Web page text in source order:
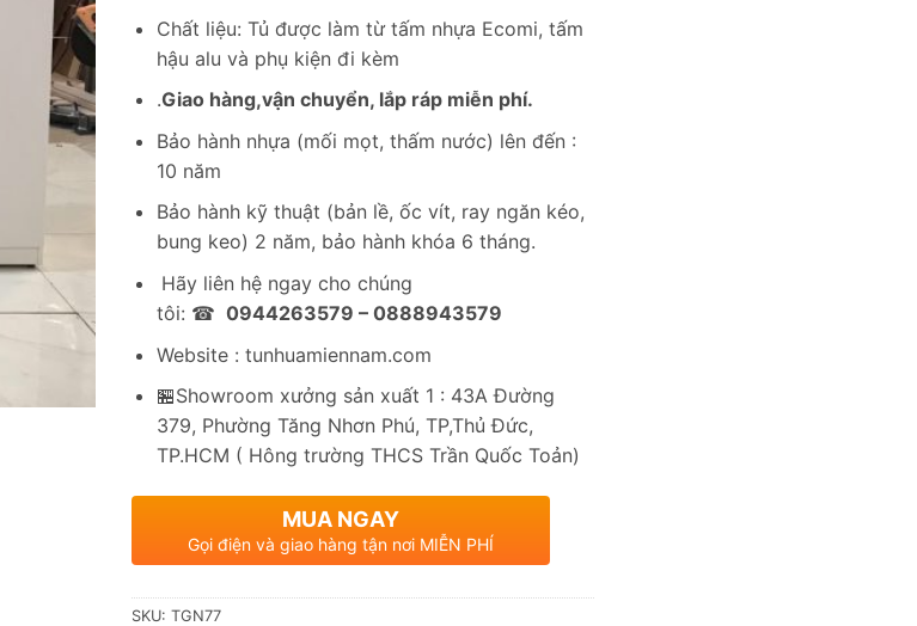
1,250,000₫.
Chất liệu: Tủ được làm từ tấm nhựa Ecomi, tấm
hậu alu và phụ kiện đi kèm
.Giao hàng,vận chuyển, lắp ráp miễn phí.
Bảo hành nhựa (mối mọt, thấm nước) lên đến :
10 năm
Bảo hành kỹ thuật (bản lề, ốc vít, ray ngăn kéo,
bung keo) 2 năm, bảo hành khóa 6 tháng.
Hãy liên hệ ngay cho chúng
tôi: ☎ 0944263579 – 0888943579
Website : tunhuamiennam.com
🏪Showroom xưởng sản xuất 1 : 43A Đường
379, Phường Tăng Nhơn Phú, TP,Thủ Đức,
TP.HCM ( Hông trường THCS Trần Quốc Toản)
MUA NGAY
Gọi điện và giao hàng tận nơi MIỄN PHÍ
SKU: TGN77